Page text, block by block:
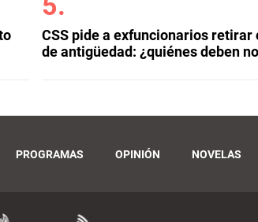
CSS pide a exfuncionarios retirar
de antigüedad: ¿quiénes deben
PROGRAMAS OPINIÓN NOVELAS